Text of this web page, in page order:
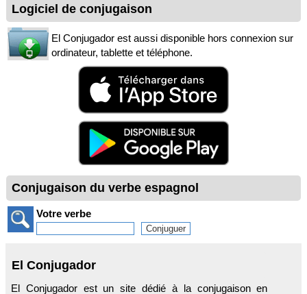
Logiciel de conjugaison
El Conjugador est aussi disponible hors connexion sur
ordinateur, tablette et téléphone.
Conjugaison du verbe espagnol
Votre verbe
El Conjugador
El Conjugador est un site dédié à la conjugaison en